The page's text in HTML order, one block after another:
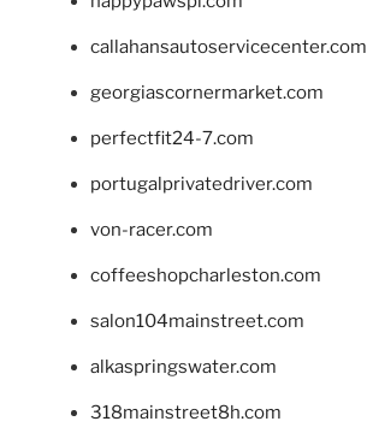
callahansautoservicecenter.com
georgiascornermarket.com
perfectfit24-7.com
portugalprivatedriver.com
von-racer.com
coffeeshopcharleston.com
salon104mainstreet.com
alkaspringswater.com
318mainstreet8h.com